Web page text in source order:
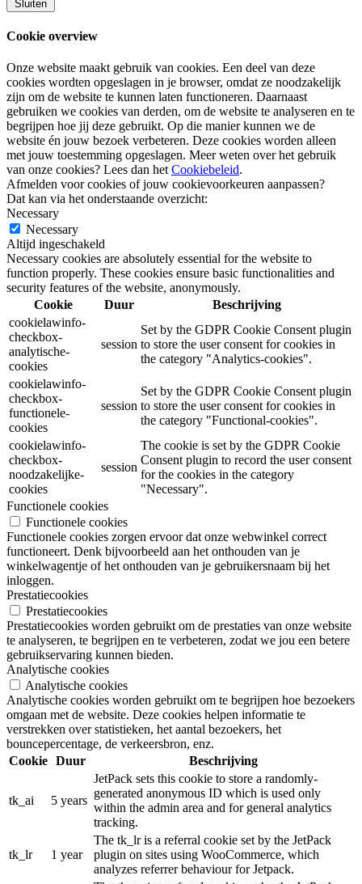
Sluiten
Cookie overview
Onze website maakt gebruik van cookies. Een deel van deze
cookies wordten opgeslagen in je browser, omdat ze noodzakelijk
zijn om de website te kunnen laten functioneren. Daarnaast
gebruiken we cookies van derden, om de website te analyseren en te
begrijpen hoe jij deze gebruikt. Op die manier kunnen we de
website én jouw bezoek verbeteren. Deze cookies worden alleen
met jouw toestemming opgeslagen. Meer weten over het gebruik
van onze cookies? Lees dan het Cookiebeleid.
Afmelden voor cookies of jouw cookievoorkeuren aanpassen?
Dat kan via het onderstaande overzicht:
Necessary
Necessary
Altijd ingeschakeld
Necessary cookies are absolutely essential for the website to
function properly. These cookies ensure basic functionalities and
security features of the website, anonymously.
Cookie
Duur
Beschrijving
cookielawinfo-
checkbox-
analytische-
cookies
session
Set by the GDPR Cookie Consent plugin
to store the user consent for cookies in
the category "Analytics-cookies".
cookielawinfo-
checkbox-
functionele-
cookies
session
Set by the GDPR Cookie Consent plugin
to store the user consent for cookies in
the category "Functional-cookies".
cookielawinfo-
checkbox-
noodzakelijke-
cookies
session
The cookie is set by the GDPR Cookie
Consent plugin to record the user consent
for the cookies in the category
"Necessary".
Functionele cookies
Functionele cookies
Functionele cookies zorgen ervoor dat onze webwinkel correct
functioneert. Denk bijvoorbeeld aan het onthouden van je
winkelwagentje of het onthouden van je gebruikersnaam bij het
inloggen.
Prestatiecookies
Prestatiecookies
Prestatiecookies worden gebruikt om de prestaties van onze website
te analyseren, te begrijpen en te verbeteren, zodat we jou een betere
gebruikservaring kunnen bieden.
Analytische cookies
Analytische cookies
Analytische cookies worden gebruikt om te begrijpen hoe bezoekers
omgaan met de website. Deze cookies helpen informatie te
verstrekken over statistieken, het aantal bezoekers, het
bouncepercentage, de verkeersbron, enz.
Cookie Duur Beschrijving
tk_ai 5 years
JetPack sets this cookie to store a randomly-
generated anonymous ID which is used only
within the admin area and for general analytics
tracking.
tk_lr 1 year
The tk_lr is a referral cookie set by the JetPack
plugin on sites using WooCommerce, which
analyzes referrer behaviour for Jetpack.